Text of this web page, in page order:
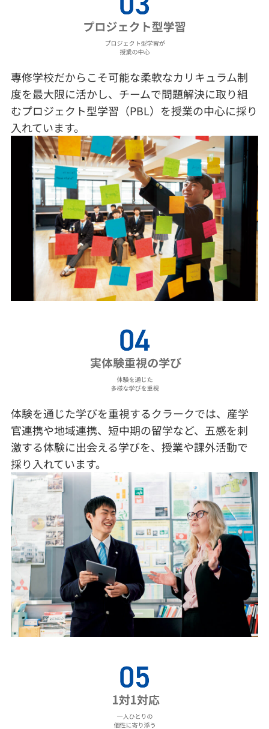
専修学校だからこそ可能な柔軟なカリキュラム制
度を最大限に活かし、チームで問題解決に取り組
むプロジェクト型学習（PBL）を授業の中心に採り
入れています。
体験を通じた学びを重視するクラークでは、産学
官連携や地域連携、短中期の留学など、五感を刺
激する体験に出会える学びを、授業や課外活動で
採り入れています。